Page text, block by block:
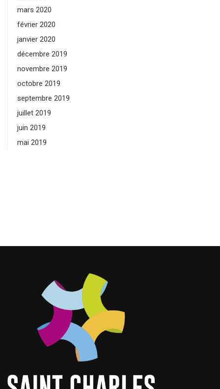
mars 2020
février 2020
janvier 2020
décembre 2019
novembre 2019
octobre 2019
septembre 2019
juillet 2019
juin 2019
mai 2019